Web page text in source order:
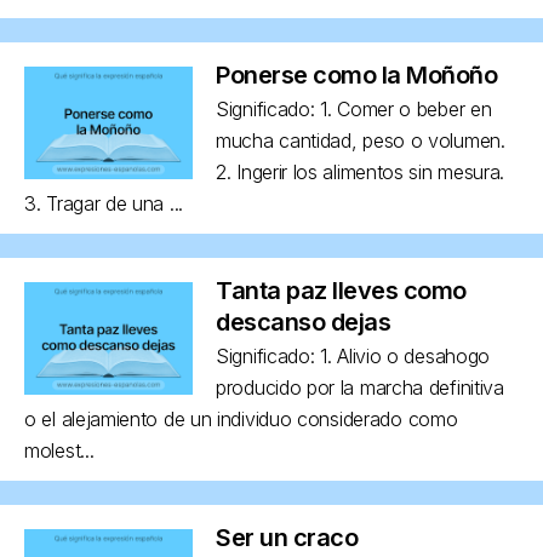
Ponerse como la Moñoño
Significado: 1. Comer o beber en
mucha cantidad, peso o volumen.
2. Ingerir los alimentos sin mesura.
3. Tragar de una ...
Tanta paz lleves como
descanso dejas
Significado: 1. Alivio o desahogo
producido por la marcha definitiva
o el alejamiento de un individuo considerado como
molest...
Ser un craco